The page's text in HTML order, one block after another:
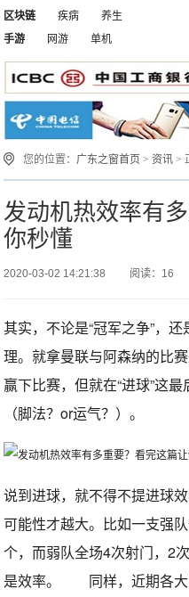
区块链
疾病
养生
手游
网游 单机
您的位置： 广东之窗首页 >资讯 >
发动机热效率有
你秒懂
2020-03-02 14:21:38 阅读：16
其实，不论是“冠军之争”，
理。就拿曼联与阿森纳的比
赢下比赛，但就在“进球”这
（脚法？or运气？）。
说到进球，就不得不提进球
可能性才越大。比如一支强
个，而弱队全场4次射门，2
是效率。 同样，近期各大